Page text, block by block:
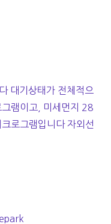
대기상태가 전체적으
램이고, 미세먼지 28
로그램입니다 자외선